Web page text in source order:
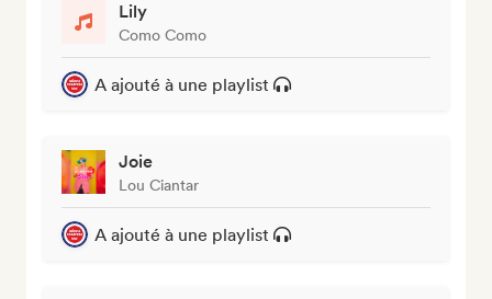
Lily
Como Como
A ajouté à une playlist
Joie
Lou Ciantar
A ajouté à une playlist